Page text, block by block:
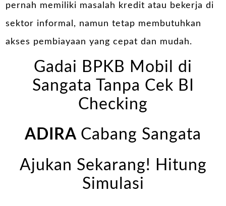
pernah memiliki masalah kredit atau bekerja di
sektor informal, namun tetap membutuhkan
akses pembiayaan yang cepat dan mudah.
Gadai BPKB Mobil di
Sangata Tanpa Cek BI
Checking
ADIRA Cabang Sangata
Ajukan Sekarang! Hitung
Simulasi